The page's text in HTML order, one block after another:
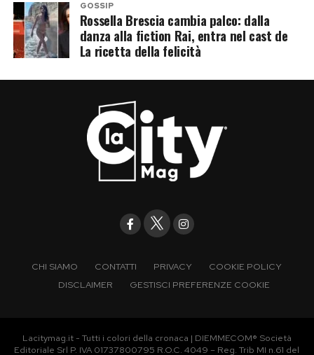
GOSSIP
Rossella Brescia cambia palco: dalla
danza alla fiction Rai, entra nel cast de
La ricetta della felicità
CHI SIAMO CONTATTI PRIVACY
COOKIE POLICY
DISCLAIMER
GESTISCI PREFERENZE COOKIE
Lacitymag.it - Tutti i colori della cronaca | DIEMMECOM® Società
Editoriale Srl P. IVA 01737800795 R.O.C. 4049 – Reg. Trib MI n.61 del